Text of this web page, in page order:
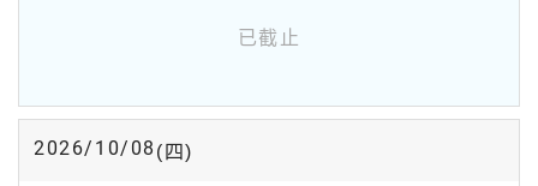
已截止
2026/10/08 (四)